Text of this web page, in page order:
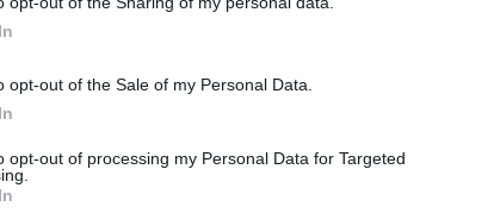
opt-out of the Sale of my Personal Data.
opt-out of processing my Personal Data for Targeted
defendió la decisión: la exclusiva de Belén
Sin embargo, Kiko Matamoros apuntó
se retransmitió en streaming, lo que pudo
en plena era del directo en redes, lo